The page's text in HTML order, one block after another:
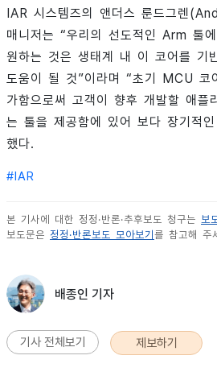
IAR 시스템즈의 앤더스 룬드그렌
매니저는 “우리의 선도적인 Arm 툴
원하는 것은 생태계 내 이 코어를 기
도움이 될 것”이라며 “초기 MCU 코
가함으로써 고객이 향후 개발할 애플
는 툴을 제공함에 있어 보다 장기적
했다.
# IAR
본 기사에 대한 정정·반론·추후보도 청구는 보
보도문은 정정·반론보도 모아보기 를 참고해 주
배종인 기자
기사 전체보기 제보하기